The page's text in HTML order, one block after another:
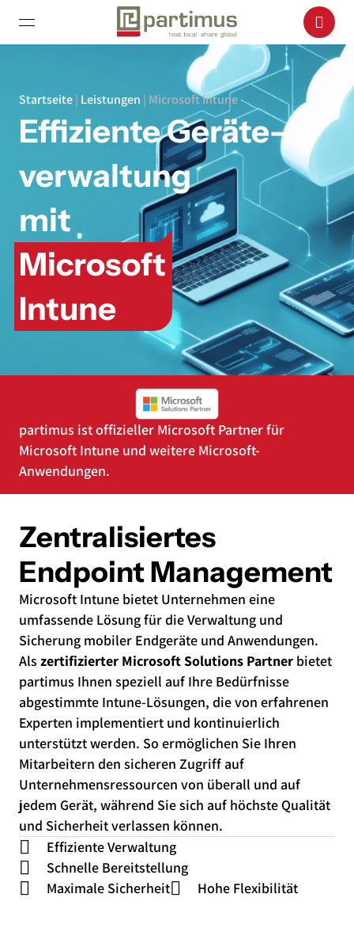
Startseite| Leistungen | Microsoft Intune
Effiziente Geräte­
verwaltung
mit
Microsoft
Intune
partimus ist offizieller Microsoft Partner für
Microsoft Intune und weitere Microsoft-
Anwendungen.
Zentralisiertes
Endpoint Management
Microsoft Intune bietet Unternehmen eine
umfassende Lösung für die Verwaltung und
Sicherung mobiler Endgeräte und Anwendungen.
Als zertifizierter Microsoft Solutions Partner bietet
partimus Ihnen speziell auf Ihre Bedürfnisse
abgestimmte Intune-Lösungen, die von erfahrenen
Experten implementiert und kontinuierlich
unterstützt werden. So ermöglichen Sie Ihren
Mitarbeitern den sicheren Zugriff auf
Unternehmensressourcen von überall und auf
jedem Gerät, während Sie sich auf höchste Qualität
und Sicherheit verlassen können.
Effiziente Verwaltung
Schnelle Bereitstellung
Maximale Sicherheit
Hohe Flexibilität